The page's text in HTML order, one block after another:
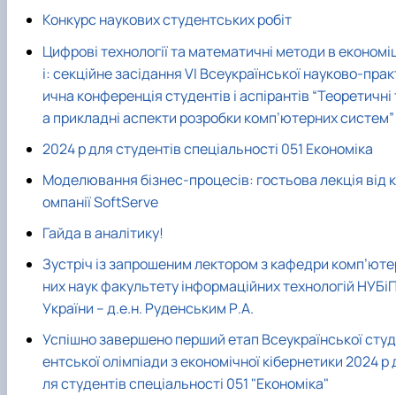
Конкурс наукових студентських робіт
Цифрові технології та математичні методи в
і: секційне засідання VI Всеукраїнської науково-
ична конференція студентів і аспірантів “Теоретичні
а прикладні аспекти розробки комп’ютерних систем”
2024 р для студентів спеціальності 051 Економіка
Моделювання бізнес-процесів: гостьова лекція від к
омпанії SoftServe
Гайда в аналітику!
Зустріч із запрошеним лектором з кафедри
них наук факультету інформаційних технологій
України – д.е.н. Руденським Р.А.
Успішно завершено перший етап Всеукраїнської студ
ентської олімпіади з економічної кібернетики 2024 р
ля студентів спеціальності 051 "Економіка"